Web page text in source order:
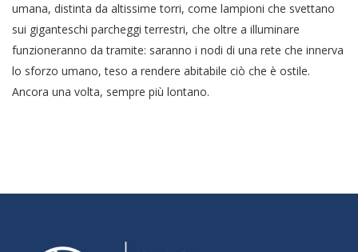
umana, distinta da altissime torri, come lampioni che svettano
sui giganteschi parcheggi terrestri, che oltre a illuminare
funzioneranno da tramite: saranno i nodi di una rete che innerva
lo sforzo umano, teso a rendere abitabile ciò che è ostile.
Ancora una volta, sempre più lontano.